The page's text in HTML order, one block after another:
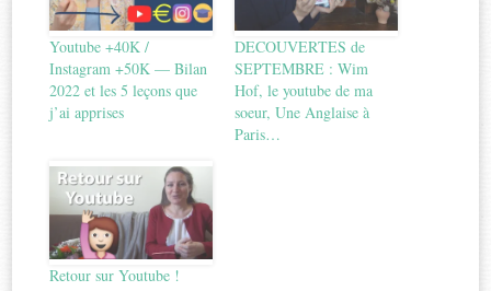
Youtube +40K /
Instagram +50K — Bilan
2022 et les 5 leçons que
j’ai apprises
DECOUVERTES de
SEPTEMBRE : Wim
Hof, le youtube de ma
soeur, Une Anglaise à
Paris…
Retour sur Youtube !